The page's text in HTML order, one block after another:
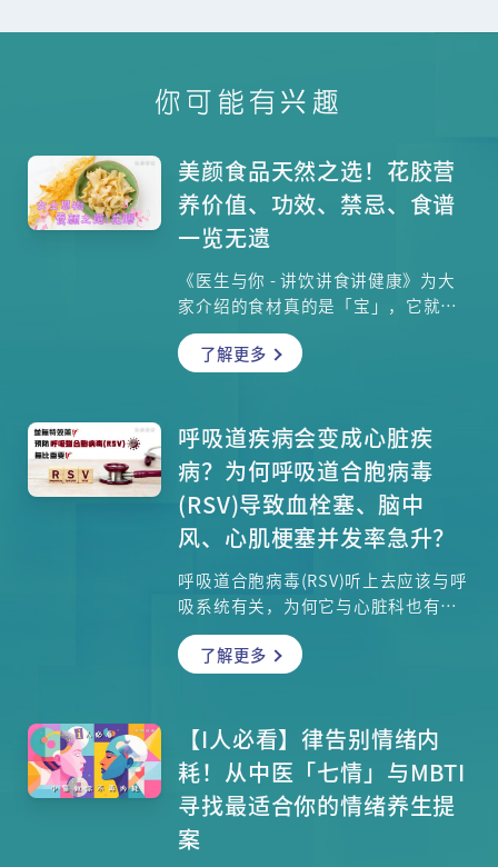
你可能有兴趣
美颜食品天然之选！花胶营
养价值、功效、禁忌、食谱
一览无遗
《医生与你 - 讲饮讲食讲健康》为大
家介绍的食材真的是「宝」，它就是
花胶！主持会千里迢迢去到大澳，他
们不是游山玩水想偷懒，而是有个重
么、如何制作、保存方法、花胶的种
类以及如何挑选上等的花胶。原来花
胶有雌雄之分， 哪一种更美味？要如
何分辨？哪一种适会煲汤？哪一种适
合做菜肴呢？那就一定要收看本集内
味又养颜的炖汤——「五指毛桃炖花
胶」，他更会教大家浸泡花胶的窍
门，如何让乾的花胶浸发得又快又
好，更可去除花胶的腥味。还有注册
嘉宾，余香凝 Jennifer和脑神经科专
科医生苏蔼欣医生， 与大家一同讲饮
讲食。
了解更多
呼吸道疾病会变成心脏疾
病？为何呼吸道合胞病毒
(RSV)导致血栓塞、脑中
风、心肌梗塞并发率急升？
呼吸道合胞病毒(RSV)听上去应该与呼
吸系统有关，为何它与心脏科也有极
大关系？为何那么多人感染后延误病
情，结果引发很严重的并发症，甚至
是，现时并没有对治的特效药，因此
医生一再呼吁预防感染非常重要，我
们可以怎样预防、何时需要预防？心
脏科专科张仁宇医生将为你详细讲
解。
了解更多
【I人必看】律告别情绪内
耗！从中医「七情」与MBTI
寻找最适合你的情绪养生提
案